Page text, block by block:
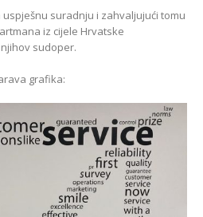
uspješnu suradnju i zahvaljujući tomu
iz cijele Hrvatske
sudoper.
grafika: